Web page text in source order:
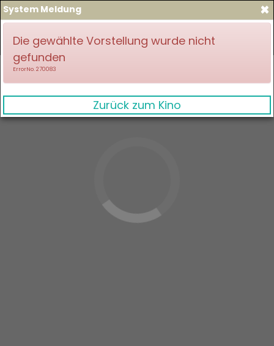
×
System Meldung
Die gewählte Vorstellung wurde nicht
gefunden
ErrorNo. 270083
Zurück zum Kino